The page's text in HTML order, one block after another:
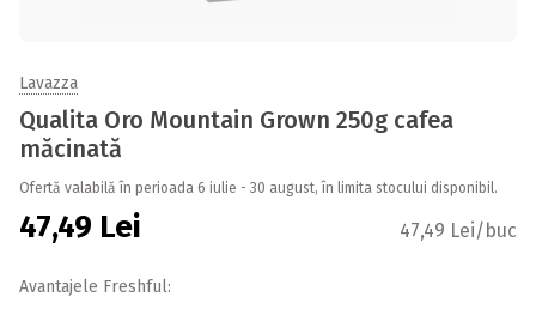
Lavazza
Qualita Oro Mountain Grown 250g cafea
măcinată
Ofertă valabilă în perioada 6 iulie - 30 august, în limita stocului disponibil.
47,49 Lei 47,49 Lei/buc
Avantajele Freshful: